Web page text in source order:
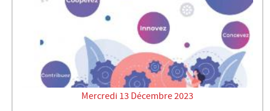
Mercredi 13 Décembre 2023